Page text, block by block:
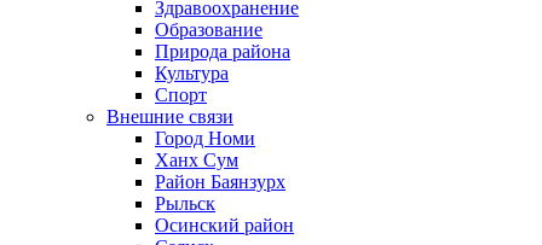
Здравоохранение
Образование
Природа района
Культура
Спорт
Внешние связи
Город Номи
Ханх Сум
Район Баянзурх
Рыльск
Осинский район